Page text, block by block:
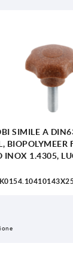
SIMILE A
BIOPOLYMEER
INOX 1.4305,